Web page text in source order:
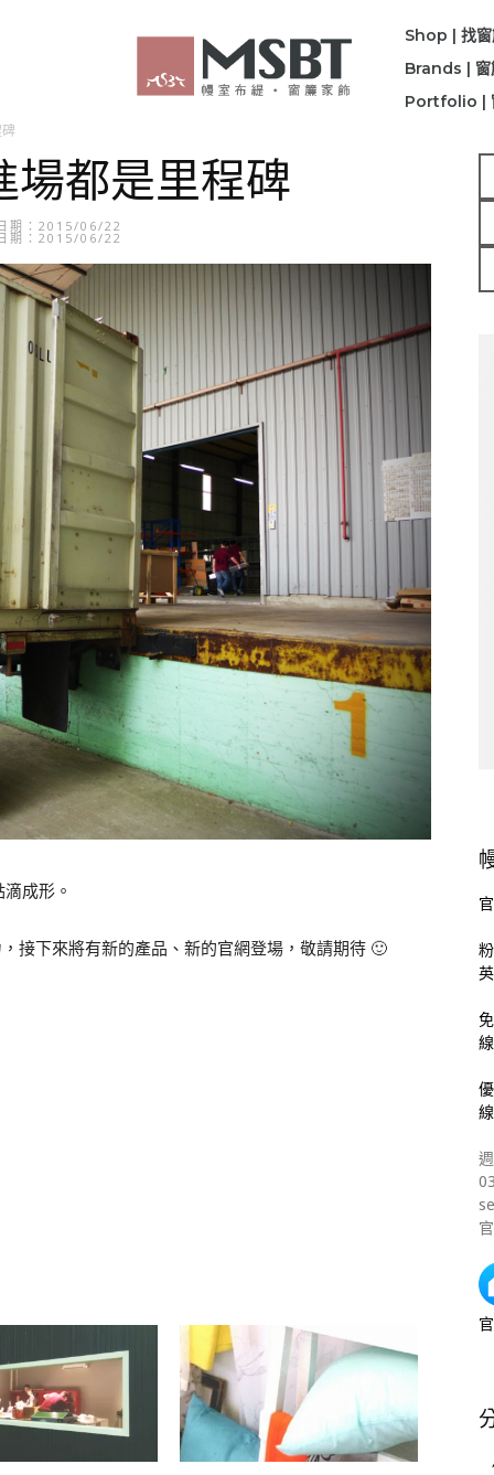
Shop | 找
Brands | 窗
Portfolio |
場都是里程碑
期：2015/06/22
期：2015/06/22
成形。
接下來將有新的產品、新的官網登場，敬請期待 🙂